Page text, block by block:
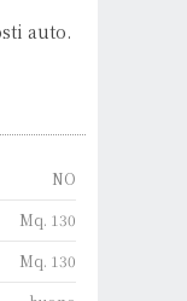
auto.
NO
Mq. 130
Mq. 130